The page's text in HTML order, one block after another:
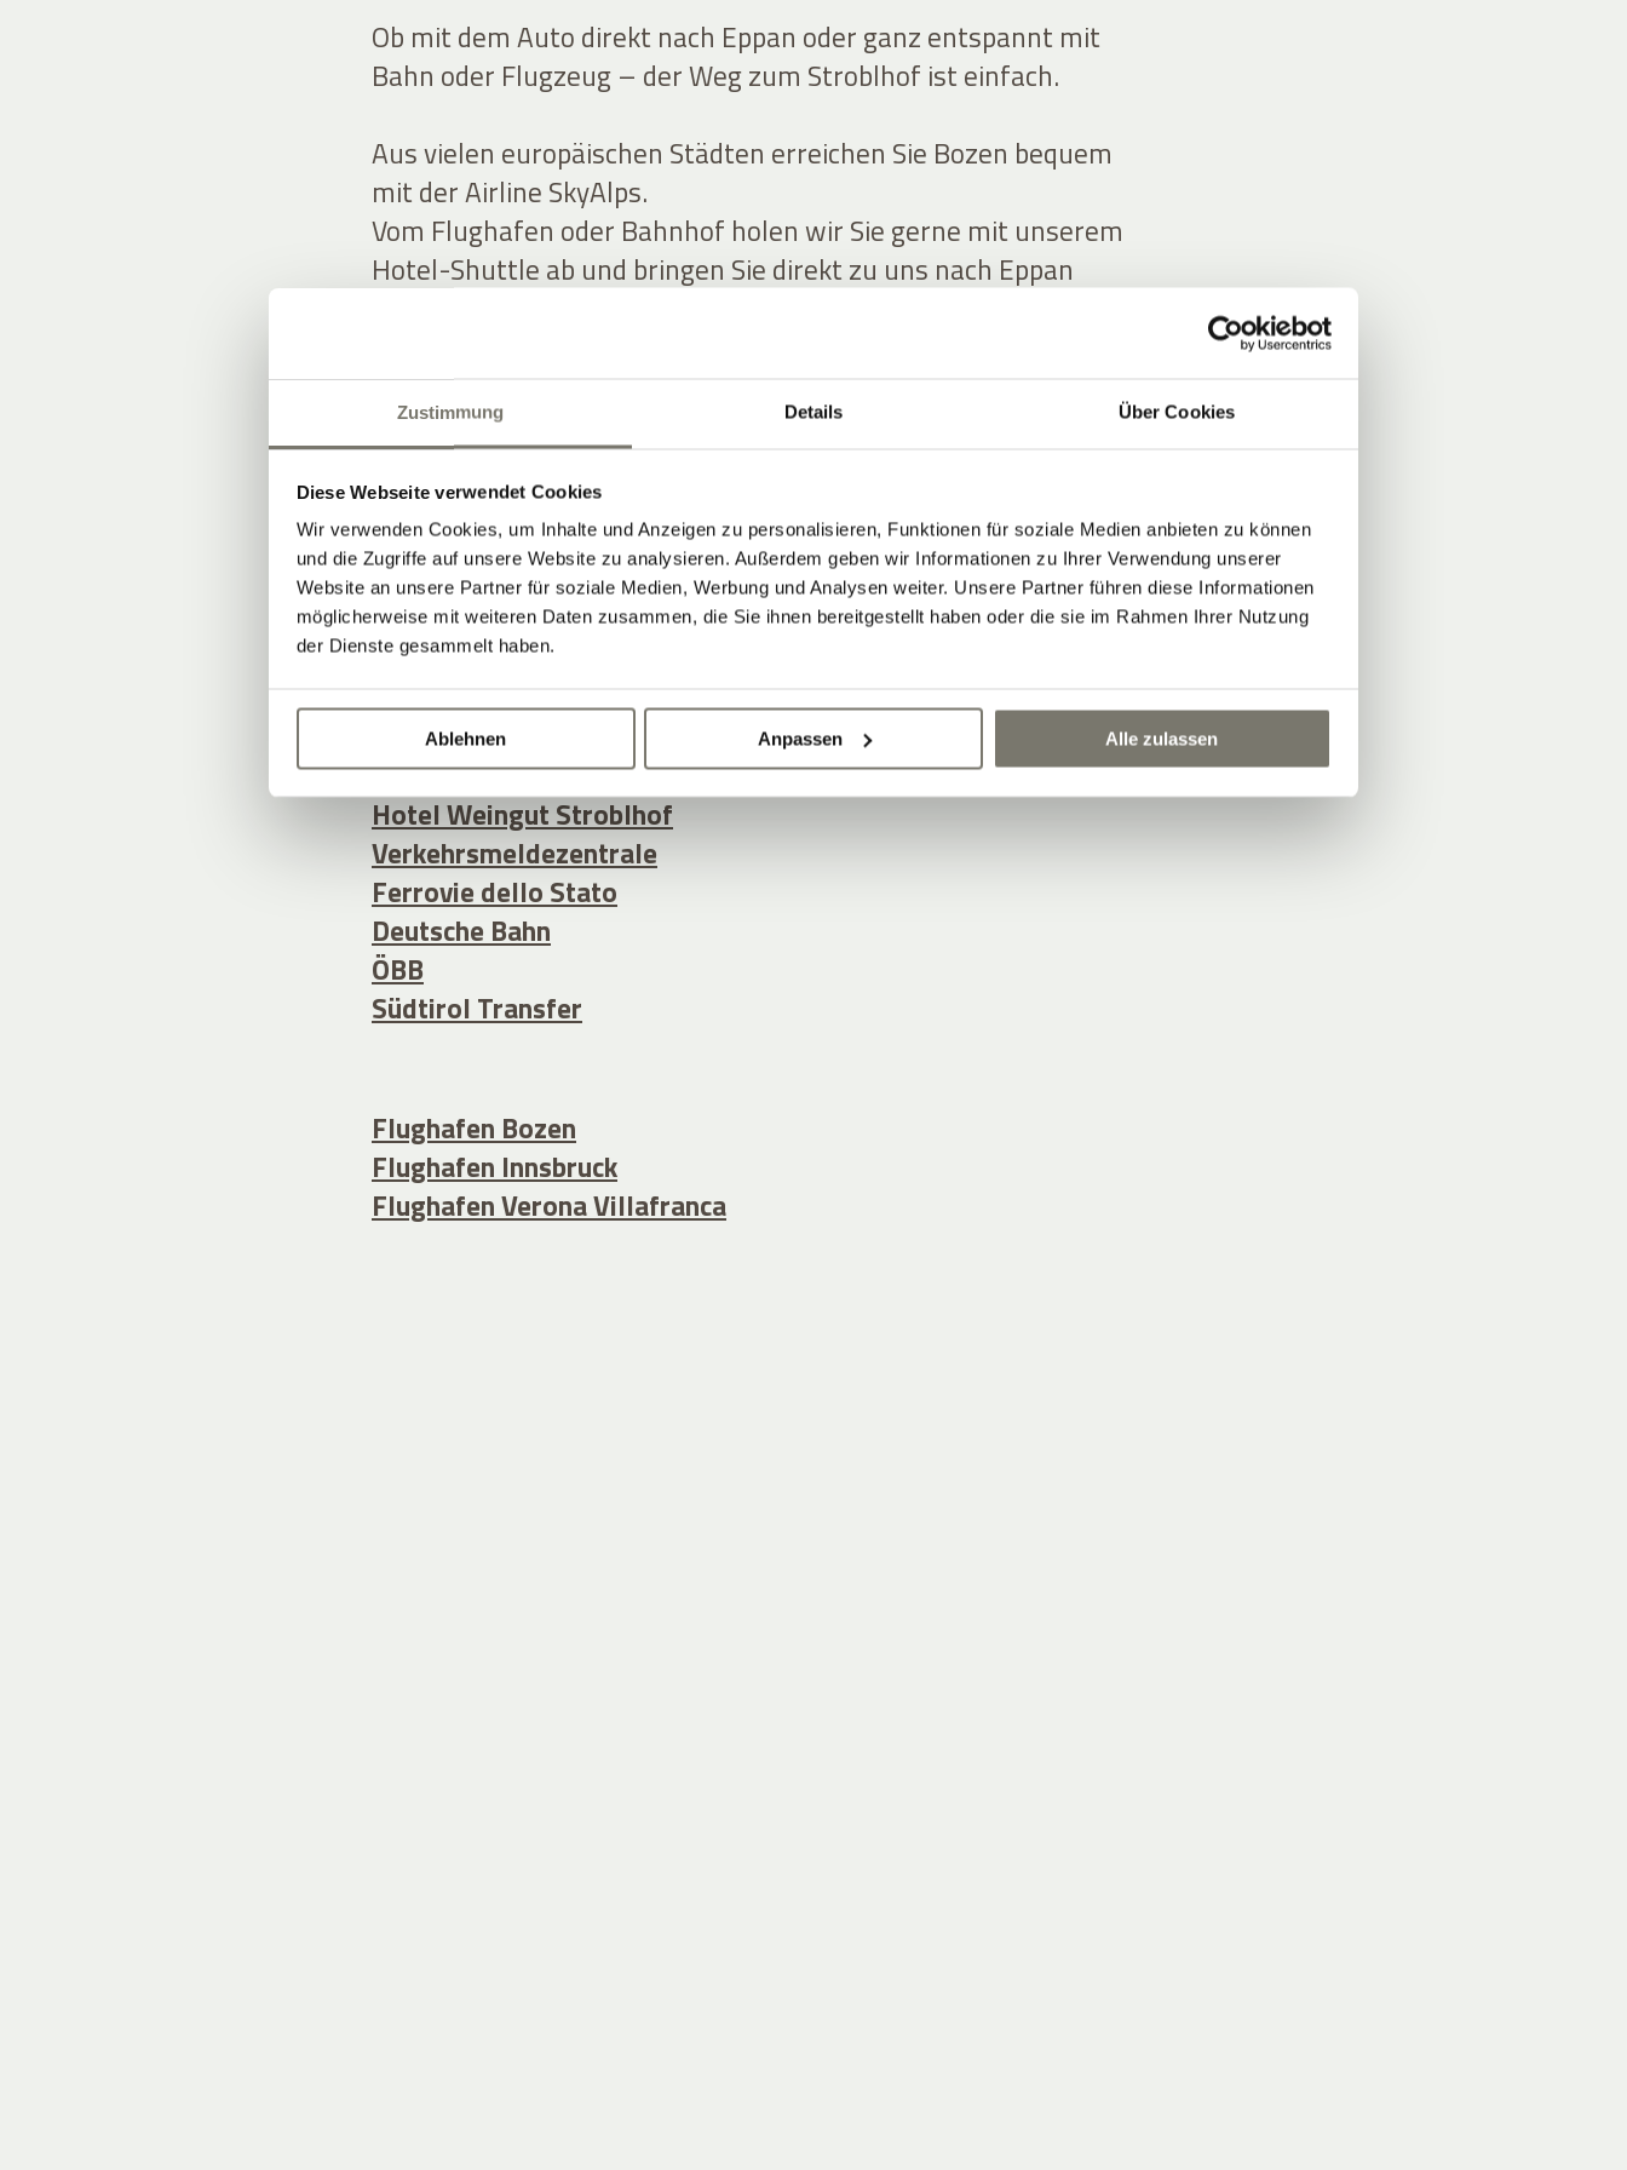
Zustimmung Details Über Cookies
Diese Webseite verwendet Cookies
Wir verwenden Cookies, um Inhalte und Anzeigen zu personalisieren, Funktionen für soziale Medien anbieten zu können
und die Zugriffe auf unsere Website zu analysieren. Außerdem geben wir Informationen zu Ihrer Verwendung unserer
Website an unsere Partner für soziale Medien, Werbung und Analysen weiter. Unsere Partner führen diese Informationen
möglicherweise mit weiteren Daten zusammen, die Sie ihnen bereitgestellt haben oder die sie im Rahmen Ihrer Nutzung
der Dienste gesammelt haben.
Ablehnen Anpassen Alle zulassen
Ob mit dem Auto direkt nach Eppan oder ganz entspannt mit
Bahn oder Flugzeug – der Weg zum Stroblhof ist einfach.
Aus vielen europäischen Städten erreichen Sie Bozen bequem
mit der Airline SkyAlps.
Vom Flughafen oder Bahnhof holen wir Sie gerne mit unserem
Hotel-Shuttle ab und bringen Sie direkt zu uns nach Eppan
Auch die Anreise mit dem Zug ist bequem. Wenn Sie uns vorab
Bescheid geben, senden wir Ihnen den Südtirol Guest Pass
(Mobilitätskarte) frühzeitig zu. Mit der Mobilitätskarte können
Sie ab Brenner kostenlos mit dem Regionalzug nach Bozen
fahren und Ihre Reise entspannt fortsetzen.
So beginnt Ihr Aufenthalt bei uns entspannt – schon bei der
Anreise.
Links für Sie:
Hotel Weingut Stroblhof
Verkehrsmeldezentrale
Ferrovie dello Stato
Deutsche Bahn
ÖBB
Südtirol Transfer
Flughafen Bozen
Flughafen Innsbruck
Flughafen Verona Villafranca